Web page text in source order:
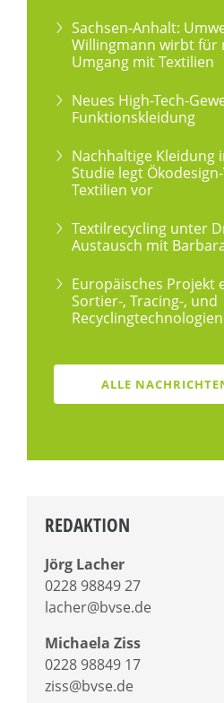
Sachsen-Anhalt:
Willingmann wirbt für
Umgang mit Textilien
Neues High-Tech-
Funktionskleidung
Nachhaltige Kleidung
Studie legt
Textilien vor
Textilrecycling unter
Austausch mit
Europäisches Projekt
Sortier-, Tracing-, und
ALLE
REDAKTION
Jörg Lacher
0228 98849 27
lacher@bvse.de
Michaela Ziss
0228 98849 17
ziss@bvse.de